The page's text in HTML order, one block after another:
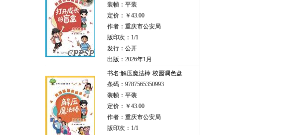
装帧：平装
定价：￥43.00
作者：重庆市公安局
版印次：1/1
发行：公开
出版：2026年1月
书名:解压魔法棒·校园调色盘
条码：9787565350993
装帧：平装
定价：￥43.00
作者：重庆市公安局
版印次：1/1